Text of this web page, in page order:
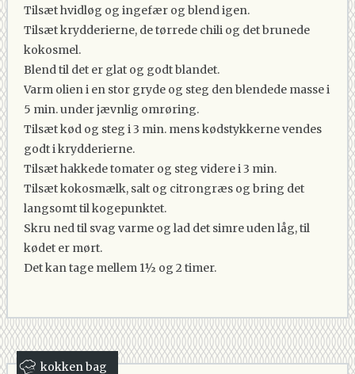
Tilsæt hvidløg og ingefær og blend igen.
Tilsæt krydderierne, de tørrede chili og det brunede
kokosmel.
Blend til det er glat og godt blandet.
Varm olien i en stor gryde og steg den blendede masse i
5 min. under jævnlig omrøring.
Tilsæt kød og steg i 3 min. mens kødstykkerne vendes
godt i krydderierne.
Tilsæt hakkede tomater og steg videre i 3 min.
Tilsæt kokosmælk, salt og citrongræs og bring det
langsomt til kogepunktet.
Skru ned til svag varme og lad det simre uden låg, til
kødet er mørt.
Det kan tage mellem 1½ og 2 timer.
kokken bag